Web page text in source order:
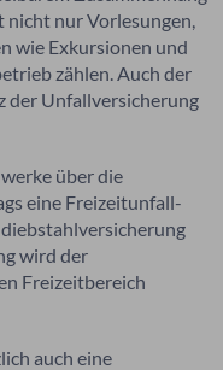
nicht nur Vorlesungen,
wie Exkursionen und
zählen. Auch der
der Unfallversicherung
über die
eine Freizeitunfall-
wird der
Freizeitbereich
auch eine